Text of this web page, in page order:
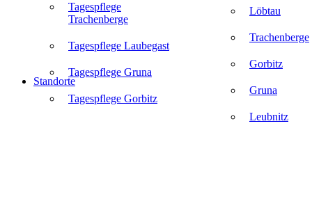
Tagespflege
Trachenberge
Tagespflege Laubegast
Tagespflege Gruna
Tagespflege Gorbitz
Löbtau
Trachenberge
Gorbitz
Gruna
Leubnitz
Standorte